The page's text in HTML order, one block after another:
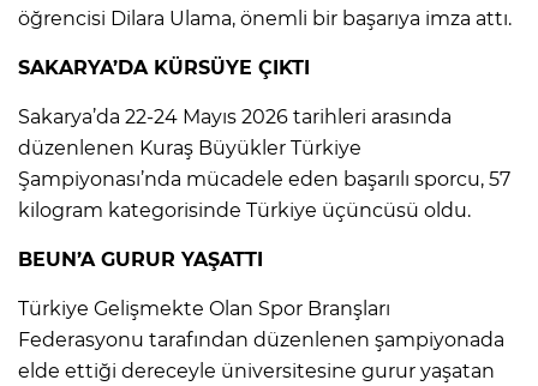
öğrencisi Dilara Ulama, önemli bir başarıya imza attı.
SAKARYA’DA KÜRSÜYE ÇIKTI
Sakarya’da 22-24 Mayıs 2026 tarihleri arasında
düzenlenen Kuraş Büyükler Türkiye
Şampiyonası’nda mücadele eden başarılı sporcu, 57
kilogram kategorisinde Türkiye üçüncüsü oldu.
BEUN’A GURUR YAŞATTI
Türkiye Gelişmekte Olan Spor Branşları
Federasyonu tarafından düzenlenen şampiyonada
elde ettiği dereceyle üniversitesine gurur yaşatan